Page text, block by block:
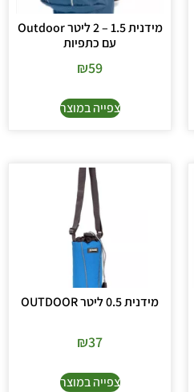
מידנית 1.5 – 2 ליטר Outdoor
עם כתפיות
₪59
צפייה במוצר
מידנית 0.5 ליטר OUTDOOR
₪37
צפייה במוצר